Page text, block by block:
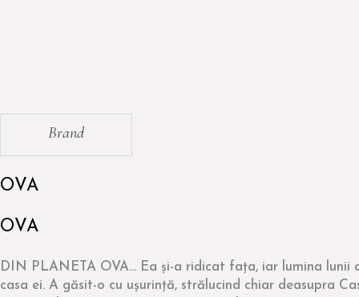
Brand
OVA
OVA
DIN PLANETA OVA... Ea și-a ridicat fața, iar lumina
casa ei. A găsit-o cu ușurință, strălucind chiar deasupra